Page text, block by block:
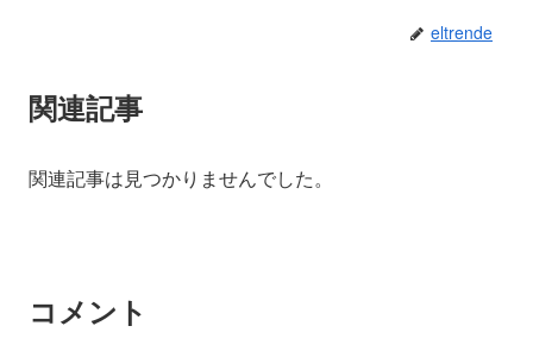
eltrende
関連記事
関連記事は見つかりませんでした。
コメント